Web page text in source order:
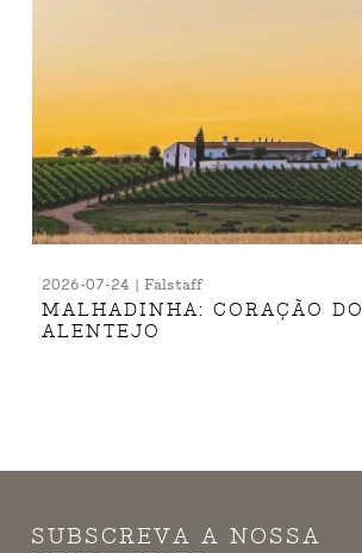
2026-07-24 | Falstaff
MALHADINHA: CORAÇÃO DO
ALENTEJO
SUBSCREVA A NOSSA